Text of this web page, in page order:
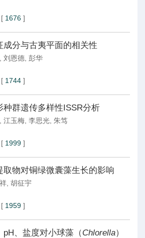
[ 1676 ]
成分与古夷平面的相关性
刘恩德 彭华
[ 1744 ]
种群遗传多样性ISSR分析
江玉梅 李思光 朱笃
[ 1999 ]
取物对铜绿微囊藻生长的影响
胡征宇
[ 1959 ]
、盐度对小球藻（Chlorella）